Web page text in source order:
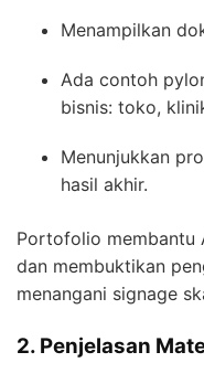
Menampilkan
Ada contoh
bisnis: toko,
Menunjukkan
hasil akhir.
Portofolio membantu
dan membuktikan
menangani signage
2. Penjelasan